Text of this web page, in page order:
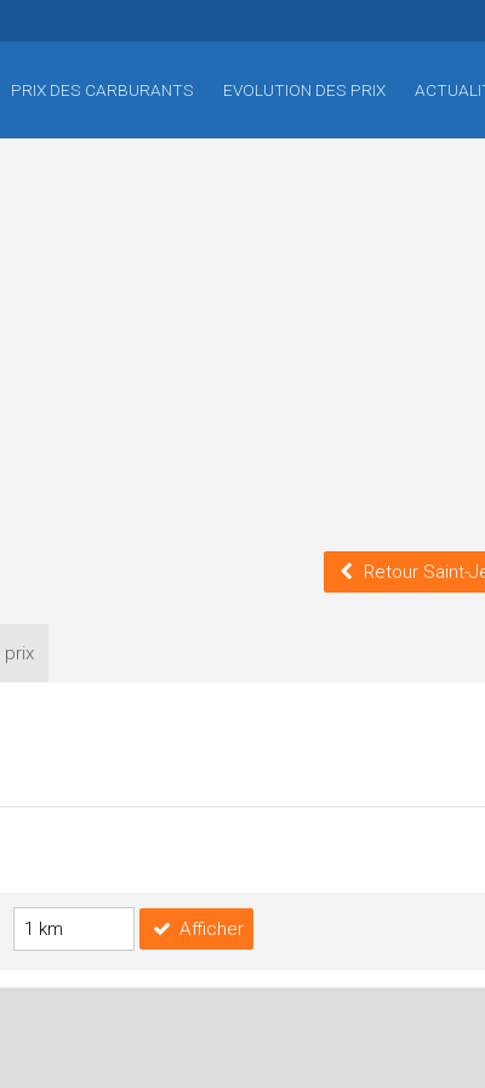
PRIX DES CARBURANTS EVOLUTION DES PRIX
Retour Saint-
prix
Afficher